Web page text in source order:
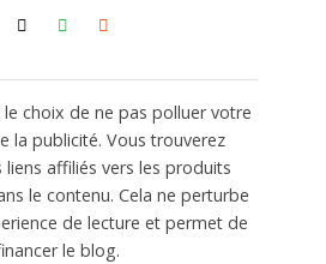
choix de ne pas polluer votre
la publicité. Vous trouverez
affiliés vers les produits
le contenu. Cela ne perturbe
de lecture et permet de
le blog.